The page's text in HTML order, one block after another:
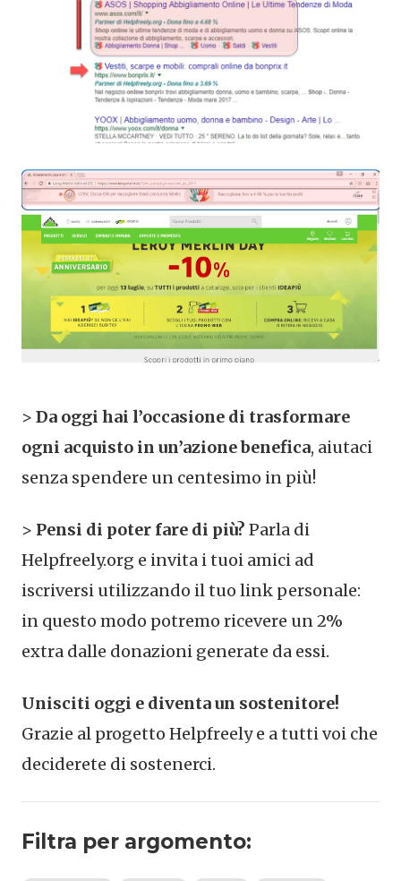
> Da oggi hai l’occasione di trasformare
ogni acquisto in un’azione benefica, aiutaci
senza spendere un centesimo in più!
> Pensi di poter fare di più? Parla di
Helpfreely.org e invita i tuoi amici ad
iscriversi utilizzando il tuo link personale:
in questo modo potremo ricevere un 2%
extra dalle donazioni generate da essi.
Unisciti oggi e diventa un sostenitore!
Grazie al progetto Helpfreely e a tutti voi che
deciderete di sostenerci.
Filtra per argomento: